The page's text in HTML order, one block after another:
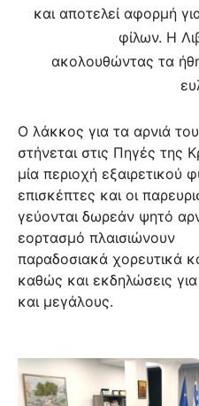
και αποτελεί αφορμή
φίλων. Η
ακολουθώντας τα ήθη
Ο λάκκος για τα αρνιά
στήνεται στις Πηγές της
μία περιοχή εξαιρετικού
επισκέπτες και οι
γεύονται δωρεάν ψητό
εορτασμό πλαισιώνουν
παραδοσιακά χορευτικά
καθώς και εκδηλώσεις
και μεγάλους.